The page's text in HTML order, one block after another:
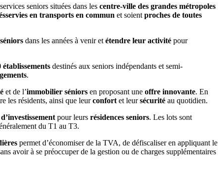
seniors situées dans les centre-ville des grandes métropoles
en transports en commun et soient proches de toutes
dans les années à venir et étendre leur activité pour
établissements destinés aux seniors indépendants et semi-
.
et de l’immobilier séniors en proposant une offre innovante. En
les résidents, ainsi que leurconfort et leursécurité au quotidien.
pour leurs résidences seniors. Les lots sont
du T1 au T3.
permet d’économiser de la TVA, de défiscaliser en appliquant le
avoir à se préoccuper de la gestion ou de charges supplémentaires